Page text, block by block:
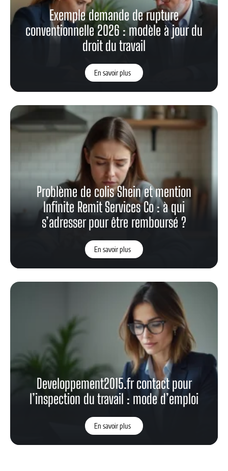
Exemple demande de rupture
conventionnelle 2026 : modèle à jour du
droit du travail
En savoir plus
Problème de colis Shein et mention
Infinite Remit Services Co : à qui
s’adresser pour être remboursé ?
En savoir plus
Developpement2015.fr contact pour
l’inspection du travail : mode d’emploi
En savoir plus